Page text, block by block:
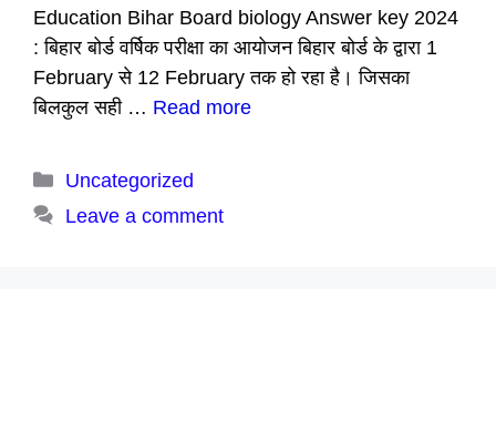
Education Bihar Board biology Answer key 2024
: बिहार बोर्ड वर्षिक परीक्षा का आयोजन बिहार बोर्ड के द्वारा 1
February से 12 February तक हो रहा है। जिसका
बिलकुल सही … Read more
Categories
Uncategorized
Leave a comment